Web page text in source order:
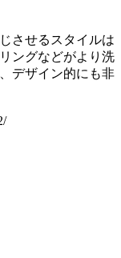
させるスタイルは
ングなどがより洗
デザイン的にも非